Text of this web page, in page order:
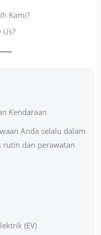
Kami?
Us?
Kendaraan
Anda selalu dalam
rutin dan perawatan
(EV)